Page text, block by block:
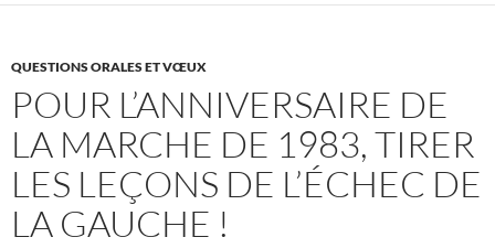
QUESTIONS ORALES ET VŒUX
POUR L’ANNIVERSAIRE DE
LA MARCHE DE 1983, TIRER
LES LEÇONS DE L’ÉCHEC DE
LA GAUCHE !